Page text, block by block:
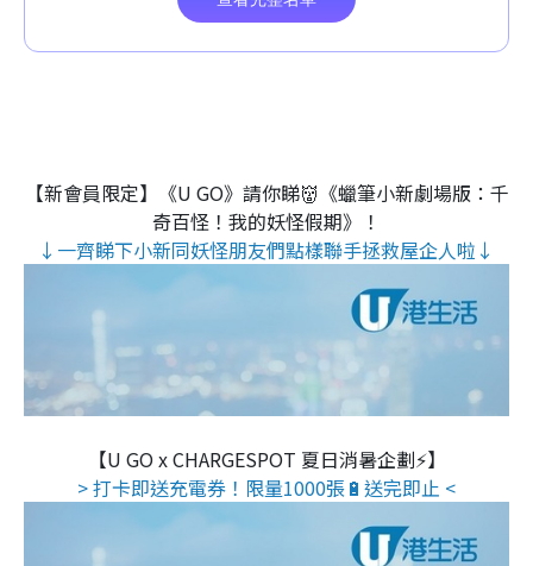
【新會員限定】《U GO》請你睇👹《蠟筆小新劇場版：千
奇百怪！我的妖怪假期》！
↓一齊睇下小新同妖怪朋友們點樣聯手拯救屋企人啦↓
【U GO x CHARGESPOT 夏日消暑企劃⚡】
> 打卡即送充電券！限量1000張🔋送完即止 <